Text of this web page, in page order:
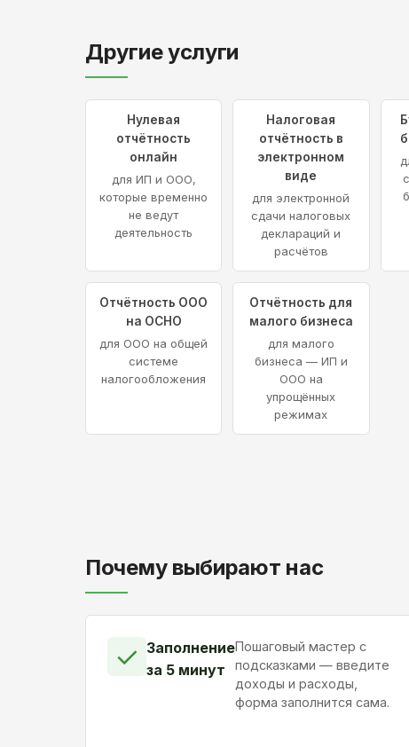
Другие услуги
Нулевая
отчётность
онлайн
для ИП и ООО,
которые временно
не ведут
деятельность
Налоговая
отчётность в
электронном
виде
для электронной
сдачи налоговых
деклараций и
расчётов
Отчётность ООО
на ОСНО
для ООО на общей
системе
налогообложения
Отчётность для
малого бизнеса
для малого
бизнеса — ИП и
ООО на
упрощённых
режимах
Почему выбирают нас
✓ Заполнение
за 5 минут
Пошаговый мастер с
подсказками — введите
доходы и расходы,
форма заполнится сама.